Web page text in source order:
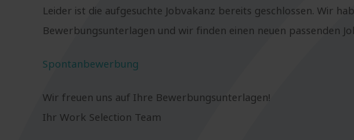
Leider ist die aufgesuchte Jobvakanz bereits geschlossen. Wir
Bewerbungsunterlagen und wir finden einen neuen passenden
Spontanbewerbung
Wir freuen uns auf Ihre Bewerbungsunterlagen!
Ihr Work Selection Team